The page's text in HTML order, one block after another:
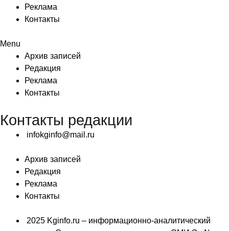
Реклама
Контакты
Menu
Архив записей
Редакция
Реклама
Контакты
Контакты редакции
infokginfo@mail.ru
Архив записей
Редакция
Реклама
Контакты
2025 Kginfo.ru – информационно-аналитический